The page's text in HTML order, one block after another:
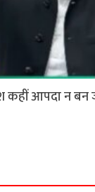
कहीं आपदा न